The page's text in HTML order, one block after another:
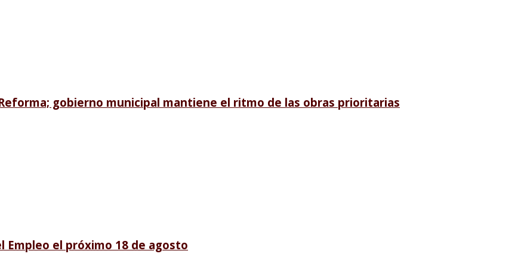
gobierno municipal mantiene el ritmo de las obras prioritarias
Empleo el próximo 18 de agosto